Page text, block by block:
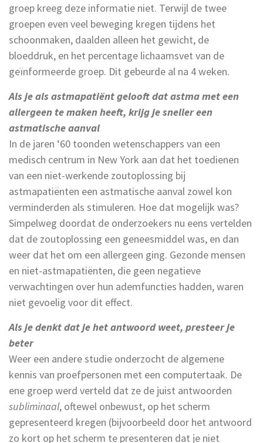
groep kreeg deze informatie niet. Terwijl de twee
groepen even veel beweging kregen tijdens het
schoonmaken, daalden alleen het gewicht, de
bloeddruk, en het percentage lichaamsvet van de
geïnformeerde groep. Dit gebeurde al na 4 weken.
Als je als astmapatiënt gelooft dat astma met een
allergeen te maken heeft, krijg je sneller een
astmatische aanval
In de jaren ‘60 toonden wetenschappers van een
medisch centrum in New York aan dat het toedienen
van een niet-werkende zoutoplossing bij
astmapatiënten een astmatische aanval zowel kon
verminderden als stimuleren. Hoe dat mogelijk was?
Simpelweg doordat de onderzoekers nu eens vertelden
dat de zoutoplossing een geneesmiddel was, en dan
weer dat het om een allergeen ging. Gezonde mensen
en niet-astmapatiënten, die geen negatieve
verwachtingen over hun ademfuncties hadden, waren
niet gevoelig voor dit effect.
Als je denkt dat je het antwoord weet, presteer je
beter
Weer een andere studie onderzocht de algemene
kennis van proefpersonen met een computertaak. De
ene groep werd verteld dat ze de juist antwoorden
subliminaal, oftewel onbewust, op het scherm
gepresenteerd kregen (bijvoorbeeld door het antwoord
zo kort op het scherm te presenteren dat je niet